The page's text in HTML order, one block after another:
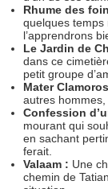
Rhume des
quelques temps
l’apprendrons
Le Jardin de
dans ce
petit groupe
Mater
autres
Confession
mourant qui
en sachant
ferait.
Valaam : Une
chemin de